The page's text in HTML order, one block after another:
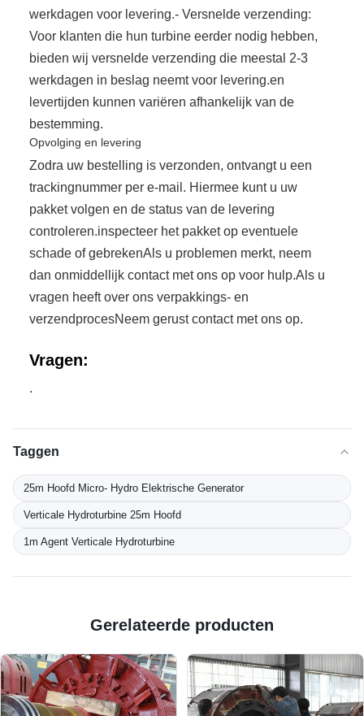
werkdagen voor levering.- Versnelde verzending:
Voor klanten die hun turbine eerder nodig hebben,
bieden wij versnelde verzending die meestal 2-3
werkdagen in beslag neemt voor levering.en
levertijden kunnen variëren afhankelijk van de
bestemming.
Opvolging en levering
Zodra uw bestelling is verzonden, ontvangt u een
trackingnummer per e-mail. Hiermee kunt u uw
pakket volgen en de status van de levering
controleren.inspecteer het pakket op eventuele
schade of gebrekenAls u problemen merkt, neem
dan onmiddellijk contact met ons op voor hulp.Als u
vragen heeft over ons verpakkings- en
verzendprocesNeem gerust contact met ons op.
Vragen:
.
Taggen
25m Hoofd Micro- Hydro Elektrische Generator
Verticale Hydroturbine 25m Hoofd
1m Agent Verticale Hydroturbine
Gerelateerde producten